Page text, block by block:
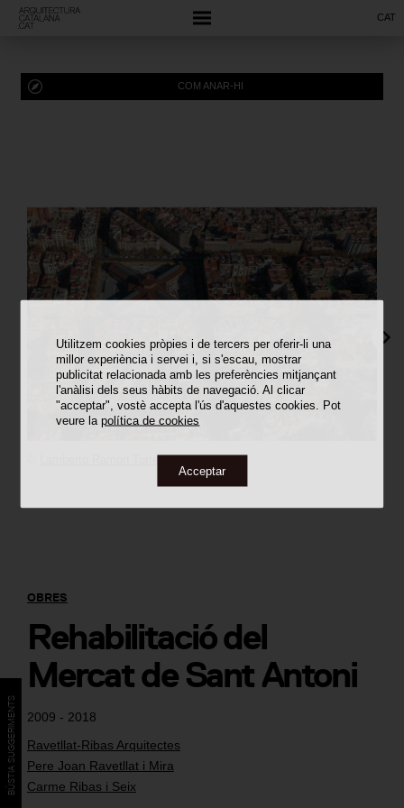
Utilitzem cookies pròpies i de tercers per oferir-li una
millor experiència i servei i, si s'escau, mostrar
publicitat relacionada amb les preferències mitjançant
l'anàlisi dels seus hàbits de navegació. Al clicar
"acceptar", vostè accepta l'ús d'aquestes cookies. Pot
veure lapolítica de cookies
Acceptar
CAT
2009 - 2018
Ravetllat-Ribas Arquitectes
Pere Joan Ravetllat i Mira
Carme Ribas i Seix
OBRES
Rehabilitació del
Mercat de Sant Antoni
COM ANAR-HI
Lamberto Ramon Torres
BÚSTIA SUGGERIMENTS